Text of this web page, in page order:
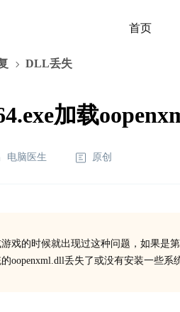
首页
DLL丢失
加载
电脑医生 原创
戏的时候就出现过这种问题，如果是
oopenxml.dll丢失了或没有安装一些系